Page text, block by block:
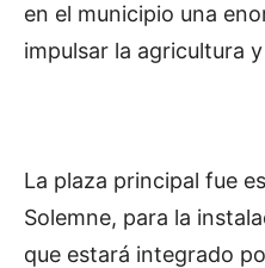
en el municipio una
impulsar la agricultura
La plaza principal fue
Solemne, para la
que estará integrado